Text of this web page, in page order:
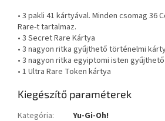
• 3 pakli 41 kártyával. Minden csomag 36
Rare-t tartalmaz.
• 3 Secret Rare Kártya
• 3 nagyon ritka gyűjthető történelmi
• 3 nagyon ritka egyiptomi isten
• 1 Ultra Rare Token kártya
Kiegészítő paraméterek
Kategória:
Yu-Gi-Oh!